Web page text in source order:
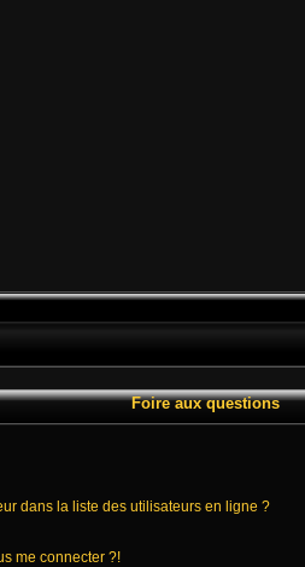
Foire aux questions
dans la liste des utilisateurs en ligne ?
me connecter ?!